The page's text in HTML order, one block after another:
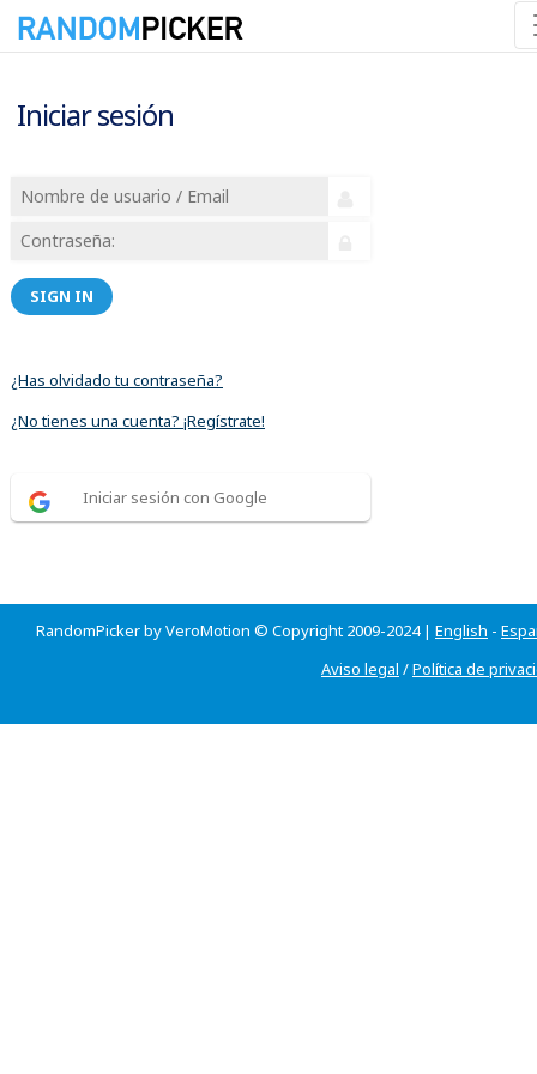
Iniciar sesión
SIGN IN
¿Has olvidado tu contraseña?
¿No tienes una cuenta? ¡Regístrate!
Iniciar sesión con Google
RandomPicker by VeroMotion © Copyright 2009-2024 | English -
Aviso legal /Política de